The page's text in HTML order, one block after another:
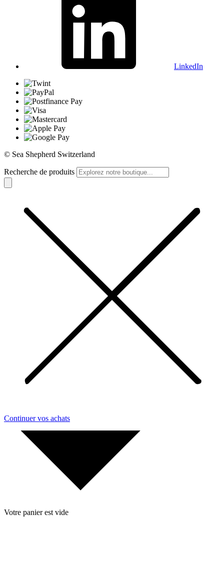
LinkedIn
© Sea Shepherd Switzerland
Recherche de produits
Continuer vos achats
Votre panier est vide